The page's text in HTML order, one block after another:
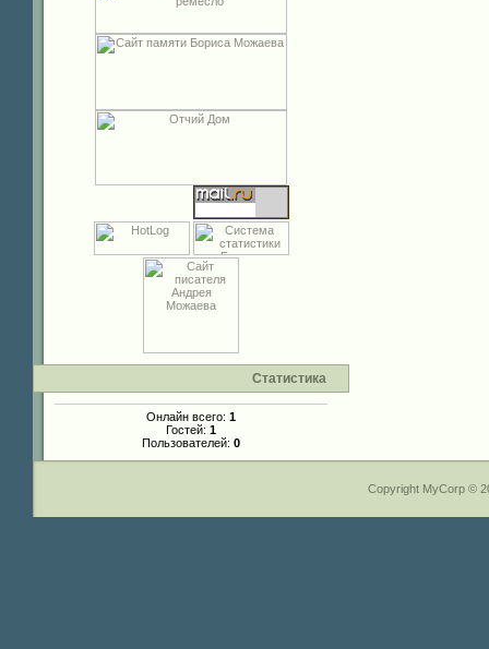
Статистика
Онлайн всего: 1
Гостей: 1
Пользователей: 0
Copyright MyCorp ©